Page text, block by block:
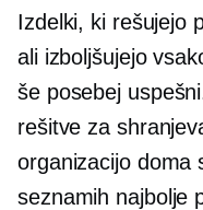
Izdelki, ki rešujejo
ali izboljšujejo
še posebej
rešitve za
organizacijo doma
seznamih najbolje